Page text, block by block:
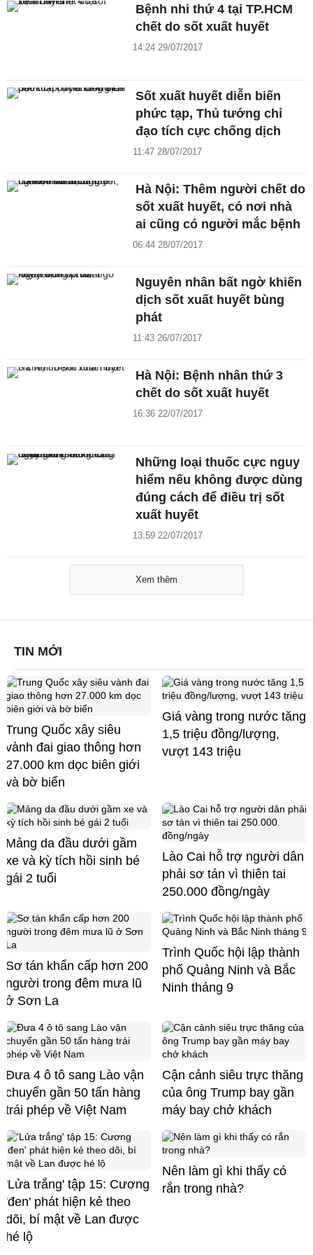
Bệnh nhi thứ 4 tại TP.HCM
chết do sốt xuất huyết
14:24 29/07/2017
Sốt xuất huyết diễn biến
phức tạp, Thủ tướng chỉ
đạo tích cực chống dịch
11:47 28/07/2017
Hà Nội: Thêm người chết do
sốt xuất huyết, có nơi nhà
ai cũng có người mắc bệnh
06:44 28/07/2017
Nguyên nhân bất ngờ khiến
dịch sốt xuất huyết bùng
phát
11:43 26/07/2017
Hà Nội: Bệnh nhân thứ 3
chết do sốt xuất huyết
16:36 22/07/2017
Những loại thuốc cực nguy
hiểm nếu không được dùng
đúng cách để điều trị sốt
xuất huyết
13:59 22/07/2017
Xem thêm
TIN MỚI
Trung Quốc xây siêu
vành đai giao thông hơn
27.000 km dọc biên giới
và bờ biển
Giá vàng trong nước tăng
1,5 triệu đồng/lượng,
vượt 143 triệu
Mảng da đầu dưới gầm
xe và kỳ tích hồi sinh bé
gái 2 tuổi
Lào Cai hỗ trợ người dân
phải sơ tán vì thiên tai
250.000 đồng/ngày
Sơ tán khẩn cấp hơn 200
người trong đêm mưa lũ
ở Sơn La
Trình Quốc hội lập thành
phố Quảng Ninh và Bắc
Ninh tháng 9
Đưa 4 ô tô sang Lào vận
chuyển gần 50 tấn hàng
trái phép về Việt Nam
Cận cảnh siêu trực thăng
của ông Trump bay gần
máy bay chở khách
'Lửa trắng' tập 15: Cương
'đen' phát hiện kẻ theo
dõi, bí mật về Lan được
hé lộ
Nên làm gì khi thấy có
rắn trong nhà?